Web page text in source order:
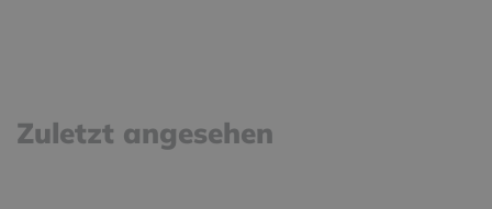
Zuletzt angesehen